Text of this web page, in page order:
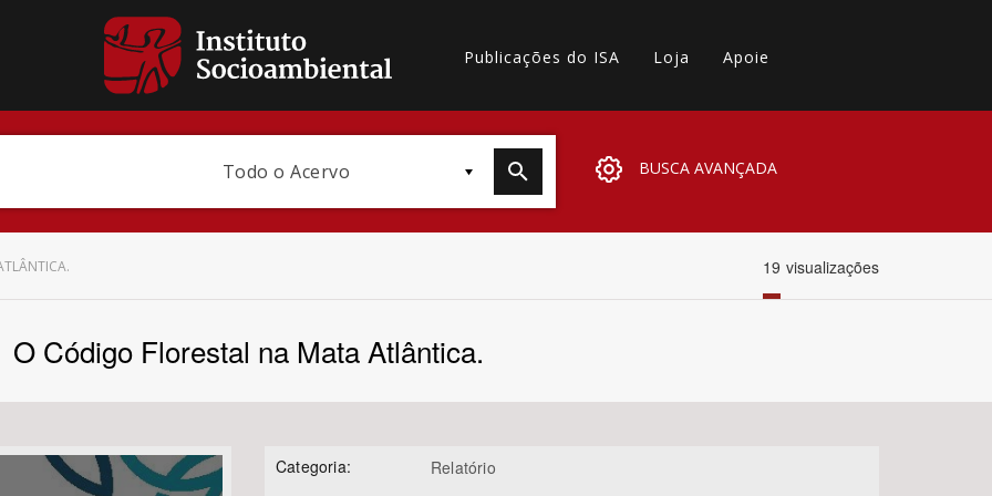
Publicações do ISA Loja Apoie
Todo o Acervo BUSCA AVANÇADA
19 visualizações
O Código Florestal na Mata Atlântica.
Categoria: Relatório